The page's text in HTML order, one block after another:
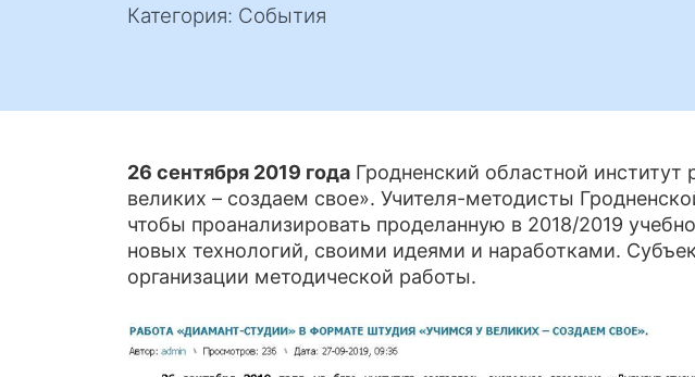
Категория: События
26 сентября 2019 года Гродненский областной институт
великих – создаем свое». Учителя-методисты
чтобы проанализировать проделанную в 2018/2019
новых технологий, своими идеями и наработками.
организации методической работы.